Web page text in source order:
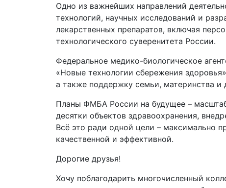
Одно из важнейших направлений
технологий, научных исследований и
лекарственных препаратов, включая
технологического суверенитета России.
Федеральное медико-биологическое
«Новые технологии сбережения
а также поддержку семьи, материнства и
Планы ФМБА России на будущее –
десятки объектов здравоохранения,
Всё это ради одной цели – максимально
качественной и эффективной.
Дорогие друзья!
Хочу поблагодарить многочисленный